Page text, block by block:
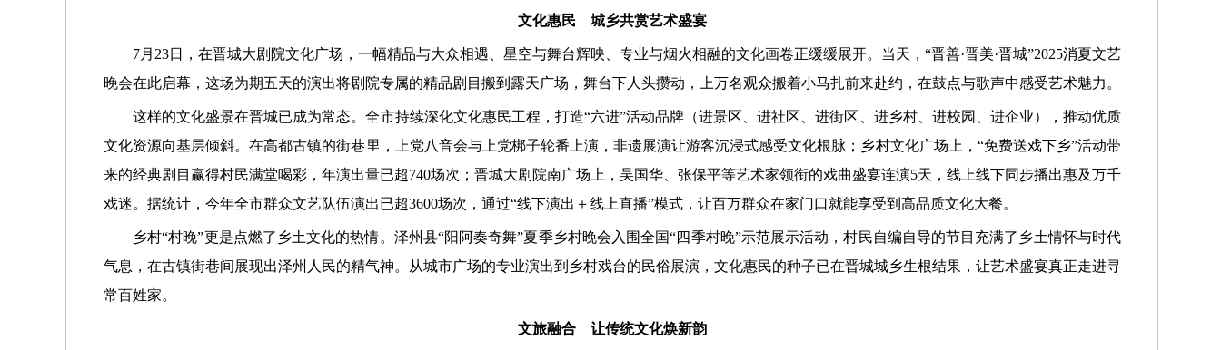
文化惠民 城乡共赏艺术盛宴
7月23日，在晋城大剧院文化广场，一幅精品与大众相遇、星空与舞台辉映、专业与烟火相融的文化画卷正缓缓展开。当天，“晋善·晋美·晋城”2025消夏文艺
晚会在此启幕，这场为期五天的演出将剧院专属的精品剧目搬到露天广场，舞台下人头攒动，上万名观众搬着小马扎前来赴约，在鼓点与歌声中感受艺术魅力。
这样的文化盛景在晋城已成为常态。全市持续深化文化惠民工程，打造“六进”活动品牌（进景区、进社区、进街区、进乡村、进校园、进企业），推动优质
文化资源向基层倾斜。在高都古镇的街巷里，上党八音会与上党梆子轮番上演，非遗展演让游客沉浸式感受文化根脉；乡村文化广场上，“免费送戏下乡”活动带
来的经典剧目赢得村民满堂喝彩，年演出量已超740场次；晋城大剧院南广场上，吴国华、张保平等艺术家领衔的戏曲盛宴连演5天，线上线下同步播出惠及万千
戏迷。据统计，今年全市群众文艺队伍演出已超3600场次，通过“线下演出＋线上直播”模式，让百万群众在家门口就能享受到高品质文化大餐。
乡村“村晚”更是点燃了乡土文化的热情。泽州县“阳阿奏奇舞”夏季乡村晚会入围全国“四季村晚”示范展示活动，村民自编自导的节目充满了乡土情怀与时代
气息，在古镇街巷间展现出泽州人民的精气神。从城市广场的专业演出到乡村戏台的民俗展演，文化惠民的种子已在晋城城乡生根结果，让艺术盛宴真正走进寻
常百姓家。
文旅融合 让传统文化焕新韵